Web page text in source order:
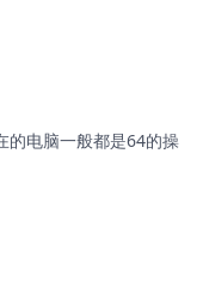
的电脑一般都是64的操